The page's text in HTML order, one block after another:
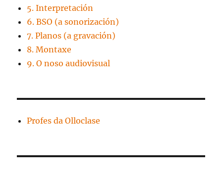
5. Interpretación
6. BSO (a sonorización)
7. Planos (a gravación)
8. Montaxe
9. O noso audiovisual
Profes da Olloclase